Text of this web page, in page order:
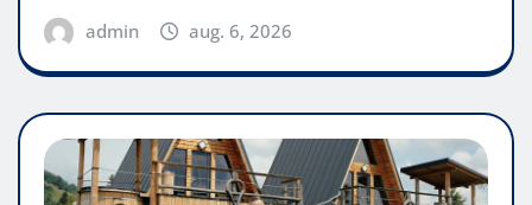
admin aug. 6, 2026